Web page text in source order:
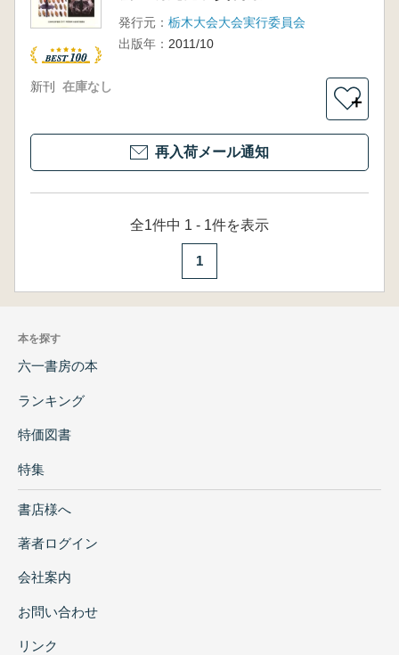
発行元： 栃木大会大会実行委員会
出版年： 2011/10
新刊 在庫なし
＋
再入荷メール通知
全1件中 1 - 1件を表示
1
本を探す
六一書房の本
ランキング
特価図書
特集
書店様へ
著者ログイン
会社案内
お問い合わせ
リンク